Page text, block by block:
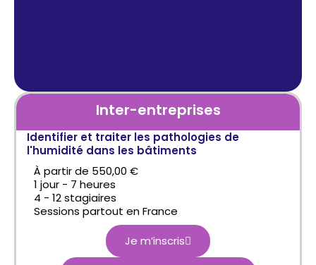
Inter-entreprises
Identifier et traiter les pathologies de
l'humidité dans les bâtiments
À partir de 550,00 €
1 jour - 7 heures
4 - 12 stagiaires
Sessions partout en France
Je m’inscris